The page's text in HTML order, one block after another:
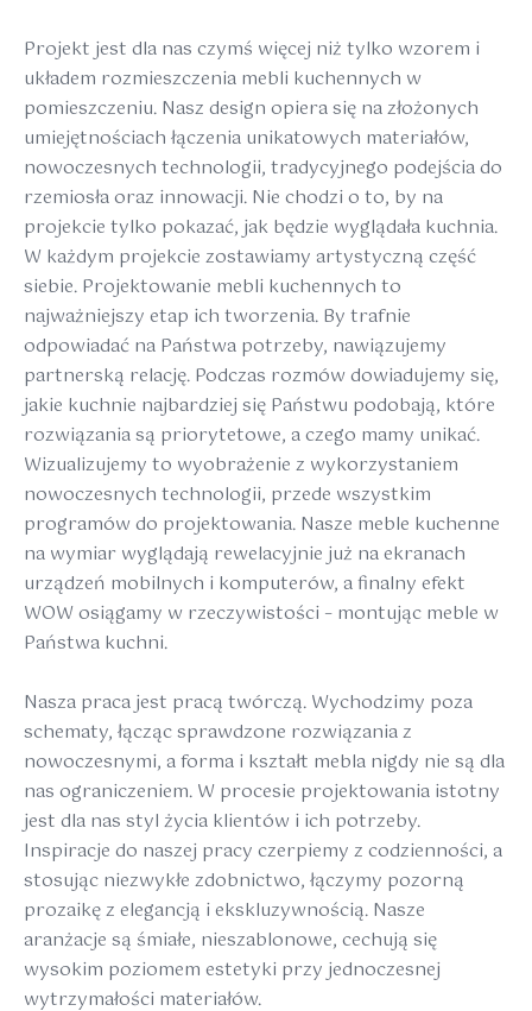
Projekt jest dla nas czymś więcej niż tylko wzorem i
układem rozmieszczenia mebli kuchennych w
pomieszczeniu. Nasz design opiera się na złożonych
umiejętnościach łączenia unikatowych materiałów,
nowoczesnych technologii, tradycyjnego podejścia do
rzemiosła oraz innowacji. Nie chodzi o to, by na
projekcie tylko pokazać, jak będzie wyglądała kuchnia.
W każdym projekcie zostawiamy artystyczną część
siebie. Projektowanie mebli kuchennych to
najważniejszy etap ich tworzenia. By trafnie
odpowiadać na Państwa potrzeby, nawiązujemy
partnerską relację. Podczas rozmów dowiadujemy się,
jakie kuchnie najbardziej się Państwu podobają, które
rozwiązania są priorytetowe, a czego mamy unikać.
Wizualizujemy to wyobrażenie z wykorzystaniem
nowoczesnych technologii, przede wszystkim
programów do projektowania. Nasze meble kuchenne
na wymiar wyglądają rewelacyjnie już na ekranach
urządzeń mobilnych i komputerów, a finalny efekt
WOW osiągamy w rzeczywistości – montując meble w
Państwa kuchni.
Nasza praca jest pracą twórczą. Wychodzimy poza
schematy, łącząc sprawdzone rozwiązania z
nowoczesnymi, a forma i kształt mebla nigdy nie są dla
nas ograniczeniem. W procesie projektowania istotny
jest dla nas styl życia klientów i ich potrzeby.
Inspiracje do naszej pracy czerpiemy z codzienności, a
stosując niezwykłe zdobnictwo, łączymy pozorną
prozaikę z elegancją i ekskluzywnością. Nasze
aranżacje są śmiałe, nieszablonowe, cechują się
wysokim poziomem estetyki przy jednoczesnej
wytrzymałości materiałów.